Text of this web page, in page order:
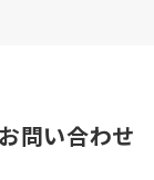
お問い合わせ